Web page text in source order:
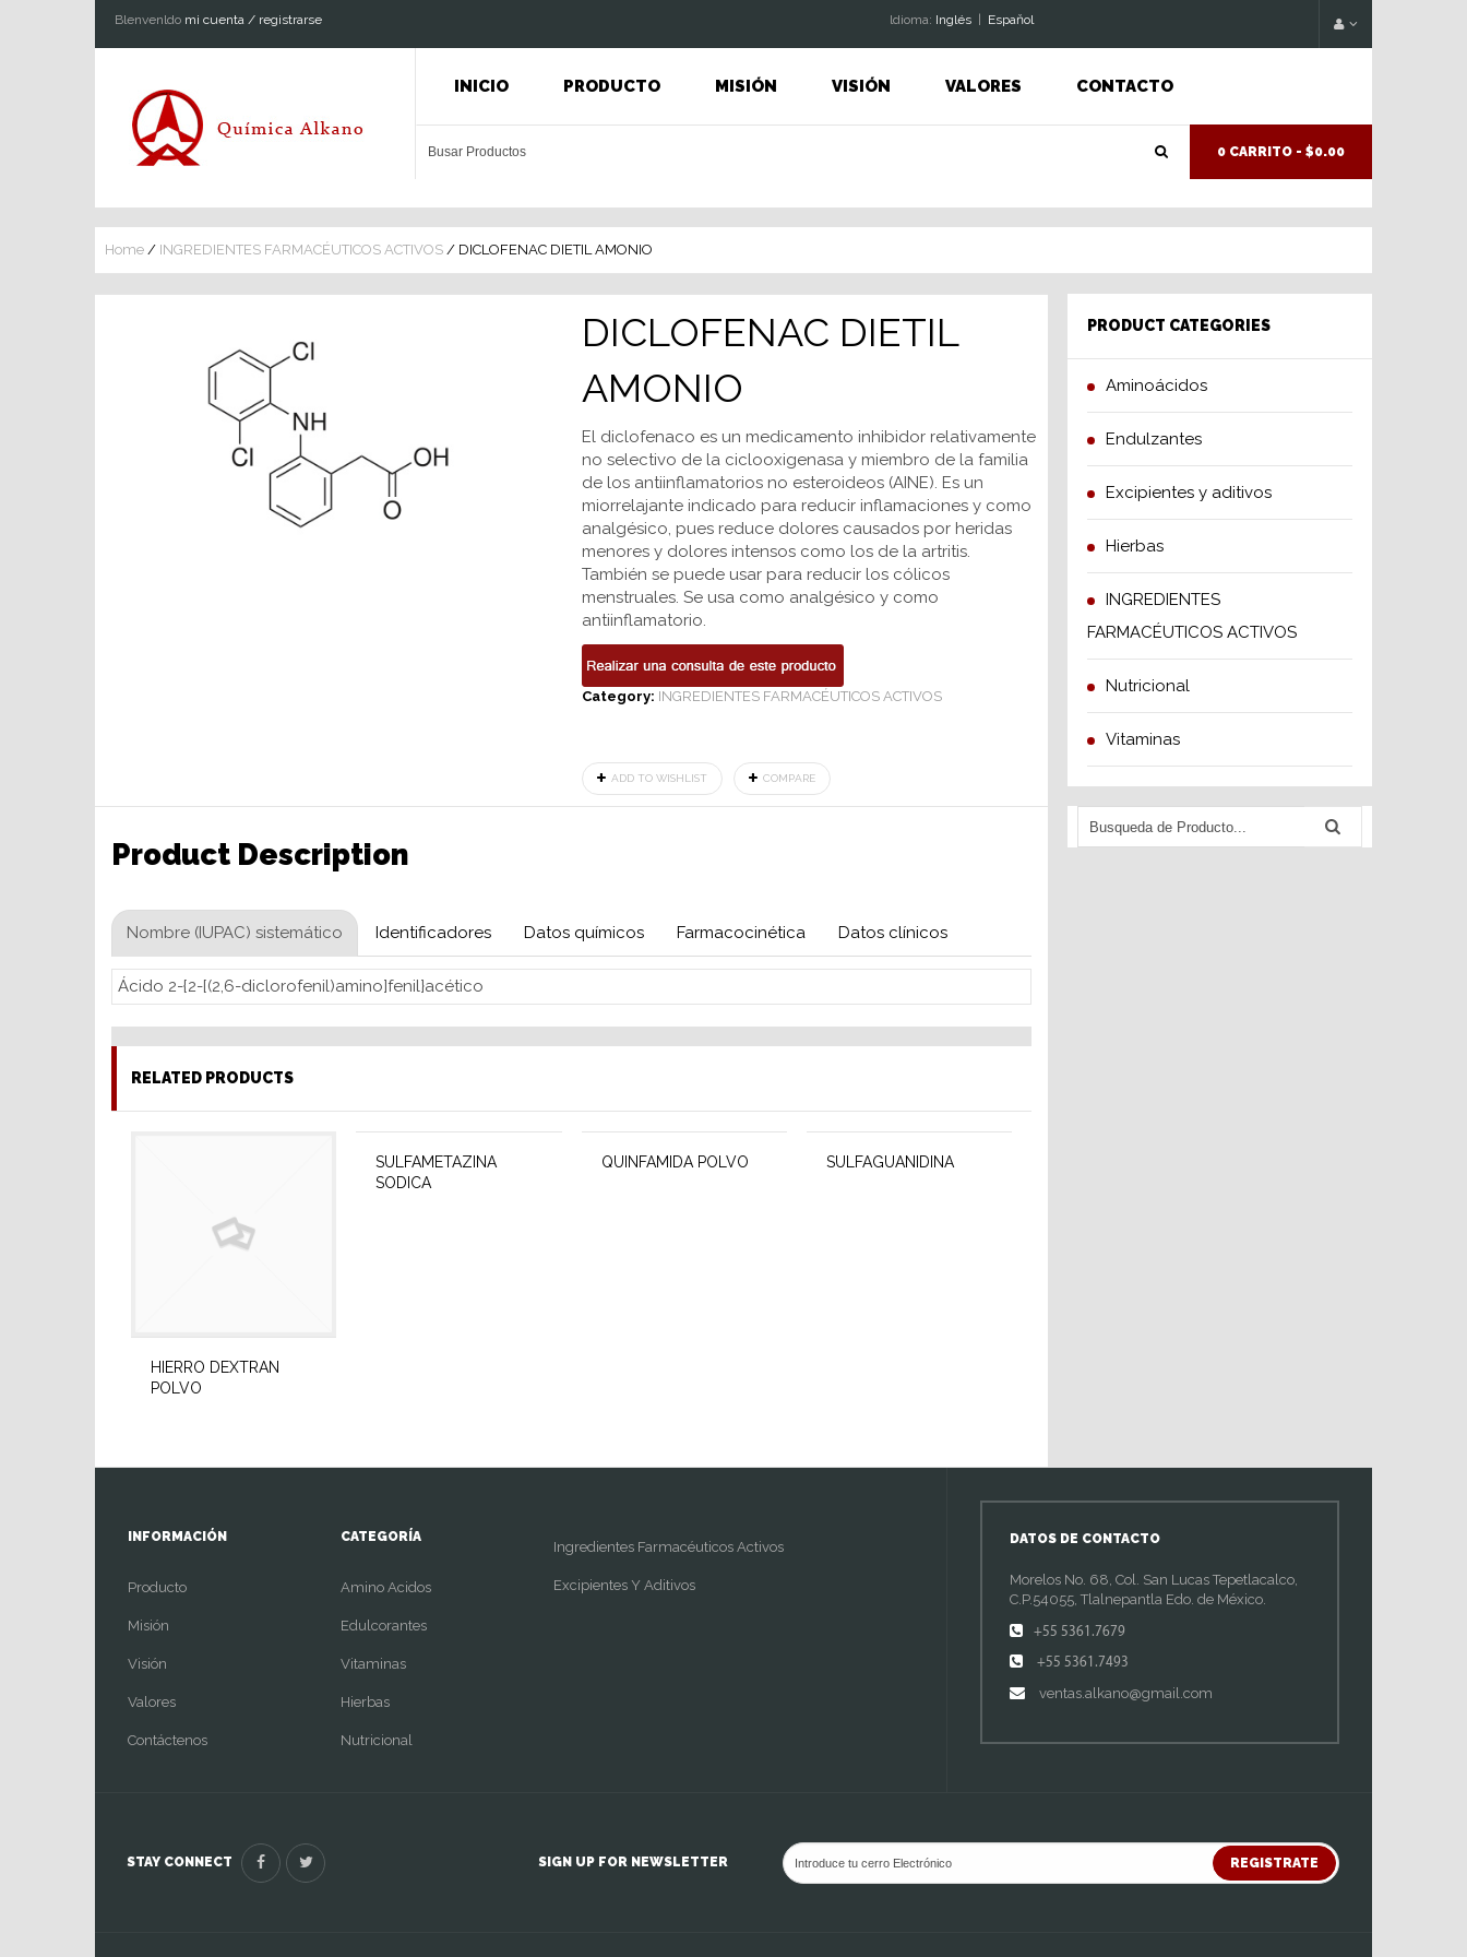
Blenvenldo mi cuenta / registrarse ldioma: Inglés| Espaňol
INICIO PRODUCTO MISIÓN VISIÓN VALORES CONTACTO
0 CARRITO - $0.00
Home / INGREDIENTES FARMACÉUTICOS ACTIVOS / DICLOFENAC DIETIL AMONIO
DICLOFENAC DIETIL
AMONIO
El diclofenaco es un medicamento inhibidor relativamente
no selectivo de la ciclooxigenasa y miembro de la familia
de los antiinflamatorios no esteroideos (AINE). Es un
miorrelajante indicado para reducir inflamaciones y como
analgésico, pues reduce dolores causados por heridas
menores y dolores intensos como los de la artritis.
También se puede usar para reducir los cólicos
menstruales. Se usa como analgésico y como
antiinflamatorio.
Category: INGREDIENTES FARMACÉUTICOS ACTIVOS
ADD TO WISHLIST COMPARE
Product Description
Nombre (IUPAC) sistemático Identificadores Datos químicos Farmacocinética Datos clínicos
Ácido 2-{2-[(2,6-diclorofenil)amino]fenil}acético
RELATED PRODUCTS
HIERRO DEXTRAN
POLVO
SULFAMETAZINA
SODICA
QUINFAMIDA POLVO SULFAGUANIDINA
PRODUCT CATEGORIES
Aminoácidos
Endulzantes
Excipientes y aditivos
Hierbas
INGREDIENTES
FARMACÉUTICOS ACTIVOS
Nutricional
Vitaminas
INFORMACIÓN
Producto
Misión
Visión
Valores
Contáctenos
CATEGORÍA
Amino Acidos
Edulcorantes
Vitaminas
Hierbas
Nutricional
Ingredientes Farmacéuticos Activos
Excipientes Y Aditivos
DATOS DE CONTACTO
Morelos No. 68, Col. San Lucas Tepetlacalco,
C.P.54055, Tlalnepantla Edo. de México.
+55 5361.7679
+55 5361.7493
ventas.alkano@gmail.com
STAY CONNECT SIGN UP FOR NEWSLETTER REGISTRATE